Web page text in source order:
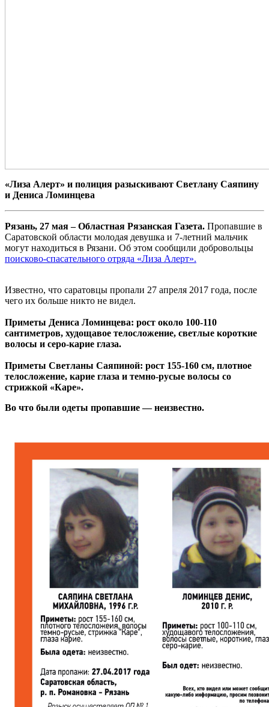
«Лиза Алерт» и полиция разыскивают Светлану Саяпину
и Дениса Ломинцева
Рязань, 27 мая – Областная Рязанская Газета. Пропавшие в
Саратовской области молодая девушка и 7-летний мальчик
могут находиться в Рязани. Об этом сообщили добровольцы
поисково-спасательного отряда «Лиза Алерт».
Известно, что саратовцы пропали 27 апреля 2017 года, после
чего их больше никто не видел.
Приметы Дениса Ломинцева: рост около 100-110
сантиметров, худощавое телосложение, светлые короткие
волосы и серо-карие глаза.
Приметы Светланы Саяпиной: рост 155-160 см, плотное
телосложение, карие глаза и темно-русые волосы со
стрижкой «Каре».
Во что были одеты пропавшие — неизвестно.